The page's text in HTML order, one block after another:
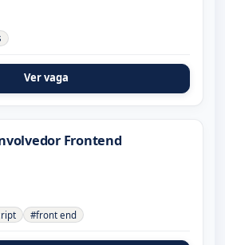
Ver vaga
Frontend
#front end